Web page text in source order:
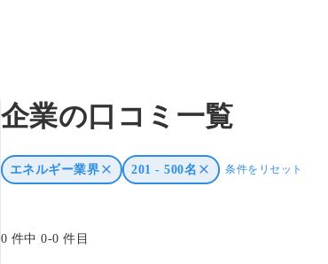
企業の口コミ一覧
エネルギー業界 201 - 500名 条件をリセット
0 件中 0-0 件目